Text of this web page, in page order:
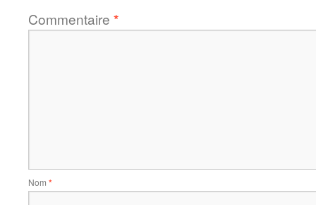
Commentaire *
Nom *